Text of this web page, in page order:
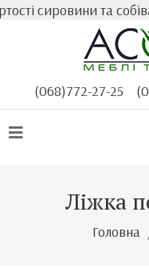
та
(068)772-27-25
Ліжка
Головна